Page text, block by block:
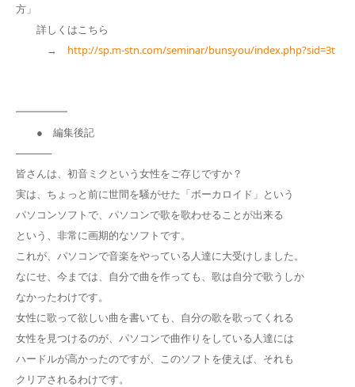
方」
詳しくはこちら
→ http://sp.m-stn.com/seminar/bunsyou/index.php?sid=3t
━━━━━
● 編集後記
─────
皆さんは、初音ミクという女性をご存じですか？
実は、ちょっと前に世間を騒がせた「ボーカロイド」という
パソコンソフトで、パソコンで歌を歌わせることが出来る
という、非常に画期的なソフトです。
これが、パソコンで音楽をやっている人達に大受けしました。
なにせ、今までは、自分で曲を作っても、歌は自分で歌うしか
なかったわけです。
女性に歌って欲しい曲を書いても、自分の歌を歌ってくれる
女性を見つけるのが、パソコンで曲作りをしている人達には
ハードルが高かったのですが、このソフトを使えば、それも
クリアされるわけです。